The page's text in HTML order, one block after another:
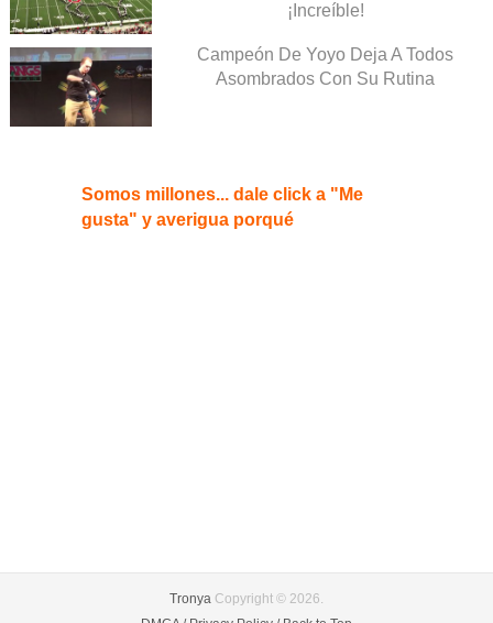
¡Increíble!
Campeón De Yoyo Deja A Todos
Asombrados Con Su Rutina
Somos millones... dale click a "Me
gusta" y averigua porqué
TronyaCopyright © 2026.